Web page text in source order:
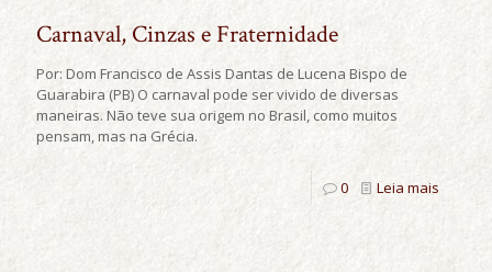
Carnaval, Cinzas e Fraternidade
Por: Dom Francisco de Assis Dantas de Lucena Bispo de
Guarabira (PB) O carnaval pode ser vivido de diversas
maneiras. Não teve sua origem no Brasil, como muitos
pensam, mas na Grécia.
0 Leia mais